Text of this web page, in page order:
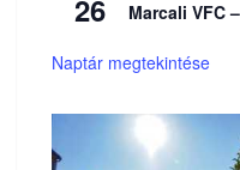
26 Marcali VFC
Naptár megtekintése